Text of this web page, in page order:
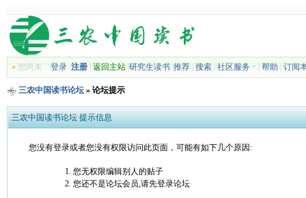
»您尚未 登录 注册| 返回主站| 研究生读书| 推荐| 搜索| 社区服务 帮助 订阅
三农中国读书论坛» 论坛提示
三农中国读书论坛 提示信息
您没有登录或者您没有权限访问此页面，可能有如下几个原因:
您无权限编辑别人的贴子
您还不是论坛会员,请先登录论坛